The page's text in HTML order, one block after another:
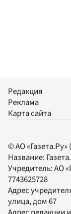
Редакция
Реклама
Карта сайта
© АО «Газета.Ру»
Название:
Учредитель:АО
7743625728
Адрес
улица, дом 67